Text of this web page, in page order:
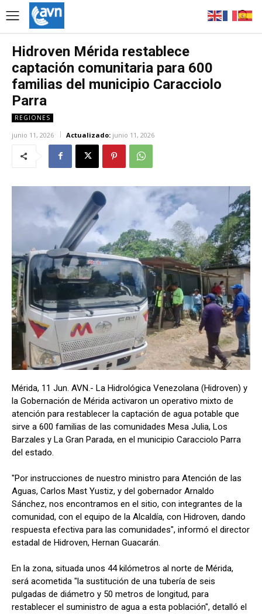
Hidroven Mérida restablece
captación comunitaria para 600
familias del municipio Caracciolo
Parra
REGIONES
junio 11, 2026 Actualizado: junio 11, 2026
Mérida, 11 Jun. AVN.- La Hidrológica Venezolana (Hidroven) y
la Gobernación de Mérida activaron un operativo mixto de
atención para restablecer la captación de agua potable que
sirve a 600 familias de las comunidades Mesa Julia, Los
Barzales y La Gran Parada, en el municipio Caracciolo Parra
del estado.
"Por instrucciones de nuestro ministro para Atención de las
Aguas, Carlos Mast Yustiz, y del gobernador Arnaldo
Sánchez, nos encontramos en el sitio, con integrantes de la
comunidad, con el equipo de la Alcaldía, con Hidroven, dando
respuesta efectiva para las comunidades", informó el director
estadal de Hidroven, Hernan Guacarán.
En la zona, situada unos 44 kilómetros al norte de Mérida,
será acometida "la sustitución de una tubería de seis
pulgadas de diámetro y 50 metros de longitud, para
restablecer el suministro de agua a esta población", detalló el